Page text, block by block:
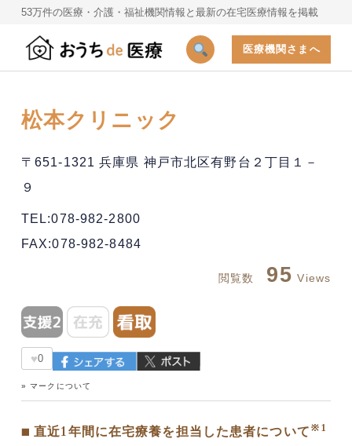
53万件の医療・介護・福祉機関情報と最新の在宅医療情報を掲載
医療機関さまへ
松本クリニック
〒651-1321 兵庫県 神戸市北区有野台２丁目１－
９
TEL:078-982-2800
FAX:078-982-8484
閲覧数 95 Views
♥0
» マークについて
■ 直近1年間に在宅療養を担当した患者について※1